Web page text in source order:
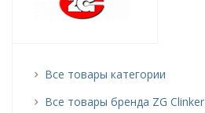
Все товары категории
Все товары бренда ZG Clinker